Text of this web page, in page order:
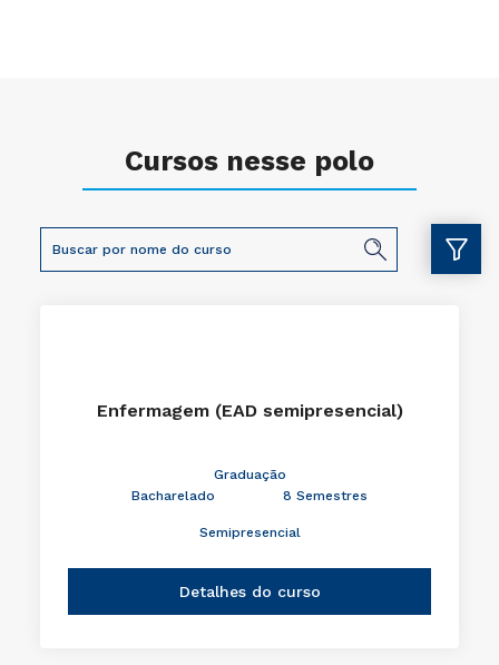
Cursos nesse polo
Enfermagem (EAD semipresencial)
Graduação
Bacharelado
8 Semestres
Semipresencial
Detalhes do curso